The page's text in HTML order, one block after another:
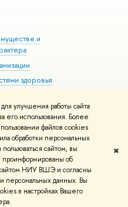
улучшения работы сайта
использования. Более
файлов cookies
обработки персональных
сайтом, вы
проинформированы об
НИУ ВШЭ и согласны
персональных данных. Вы
в настройках Вашего
✖
и
здоровья
Условия использования
Карта сайта
вШколе дизайна НИУ ВШЭ